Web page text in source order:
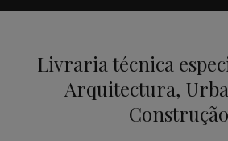
Livraria técnica
Arquitectura,